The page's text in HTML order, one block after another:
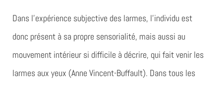
Dans l’expérience subjective des larmes, l’individu est
donc présent à sa propre sensorialité, mais aussi au
mouvement intérieur si difficile à décrire, qui fait venir les
larmes aux yeux (Anne Vincent-Buffault). Dans tous les